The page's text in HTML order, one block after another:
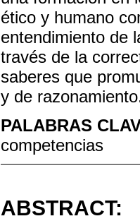
ético y humano
entendimiento de
través de la
saberes que
y de
PALABRAS
competencias
ABSTRACT: